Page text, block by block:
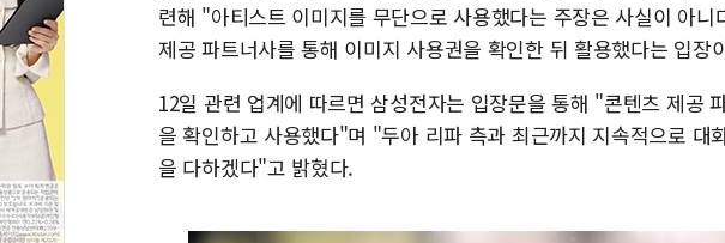
련해 "아티스트 이미지를 무단으로 사용했다는 주장은 사실이 아
제공 파트너사를 통해 이미지 사용권을 확인한 뒤 활용했다는 입장
12일 관련 업계에 따르면 삼성전자는 입장문을 통해 "콘텐츠 제공
을 확인하고 사용했다"며 "두아 리파 측과 최근까지 지속적으로 대
을 다하겠다"고 밝혔다.